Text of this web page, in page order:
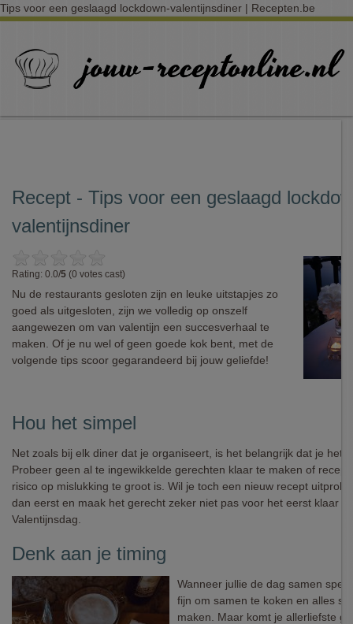
Tips voor een geslaagd lockdown-valentijnsdiner | Recepten.be
Recept - Tips voor een geslaagd
valentijnsdiner
Rating: 0.0/5 (0 votes cast)
Nu de restaurants gesloten zijn en leuke uitstapjes zo
goed als uitgesloten, zijn we volledig op onszelf
aangewezen om van valentijn een succesverhaal te
maken. Of je nu wel of geen goede kok bent, met de
volgende tips scoor gegarandeerd bij jouw geliefde!
Hou het simpel
Net zoals bij elk diner dat je organiseert, is het belangrijk dat je het
Probeer geen al te ingewikkelde gerechten klaar te maken of
risico op mislukking te groot is. Wil je toch een nieuw recept
dan eerst en maak het gerecht zeker niet pas voor het eerst klaar
Valentijnsdag.
Denk aan je timing
Wanneer jullie de dag samen
fijn om samen te koken en alles
maken. Maar komt je allerliefste